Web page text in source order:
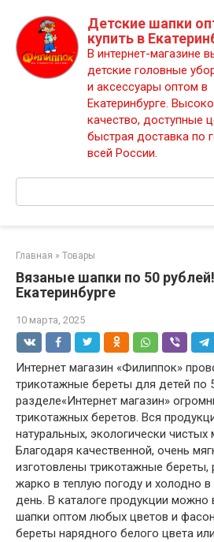
контенту
Детские шапки
купить в
В интернет-магазине
детские головные
и аксессуары оптом в
Екатеринбурге.
качество, доступные
быстрая доставка по
всей России.
Поиск:
Главная » Товары
Вязаные шапки по 50
Екатеринбурге
10 марта, 2025
Интернет магазин «Филиппок»
трикотажные береты для детей по
разделе«Интернет магазин»
трикотажных беретов. Вся
натуральных, экологически чистых
Благодаря качественной, очень
изготовлены трикотажные береты,
жарко в теплую погоду и холодно
день. В каталоге продукции можно
шапки оптом любых цветов и
береты нарядного белого цвета